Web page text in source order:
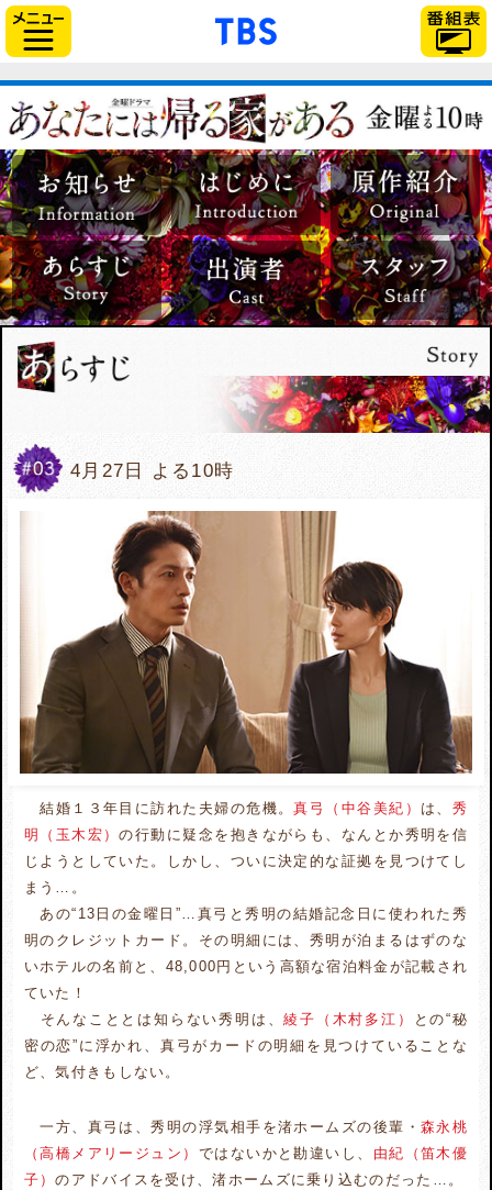
「TBSテレビ」トップページ
#3
4月27日 よる10時
結婚１３年目に訪れた夫婦の危機。真弓（中谷美紀） は、 秀
明（玉木宏）の行動に疑念を抱きながらも、なんとか秀明を信
じようとしていた。しかし、ついに決定的な証拠を見つけてし
まう…。
あの“13日の金曜日”…真弓と秀明の結婚記念日に使われた秀
明のクレジットカード。その明細には、秀明が泊まるはずのな
いホテルの名前と、48,000円という高額な宿泊料金が記載され
ていた！
そんなこととは知らない秀明は、綾子（木村多江）
との“秘
密の恋”に浮かれ、真弓がカードの明細を見つけていることな
ど、気付きもしない。
一方、真弓は、秀明の浮気相手を渚ホームズの後輩・森永桃
（高橋メアリージュン） ではないかと勘違いし、 由紀（笛木優
子）のアドバイスを受け、渚ホームズに乗り込むのだった…。